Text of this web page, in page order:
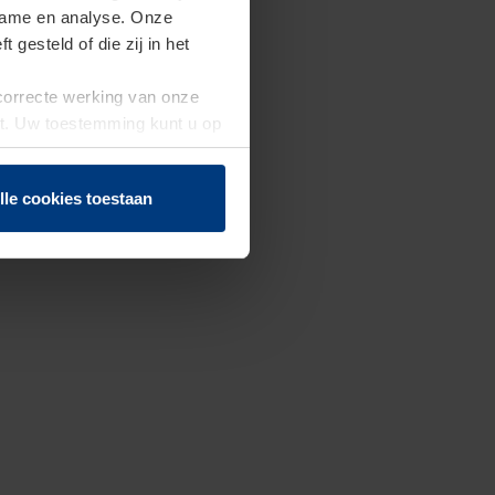
en analyse. Onze
gesteld of die zij in het
werking van onze
Uw toestemming kunt u op
of herroepen.
cookies toestaan